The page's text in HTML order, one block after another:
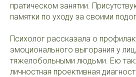
пратическом занятии.
памятки по уходу за своими
Психолог рассказала о
эмоционального выгорания у
тяжелобольными людьми. Ею
личностная проективная